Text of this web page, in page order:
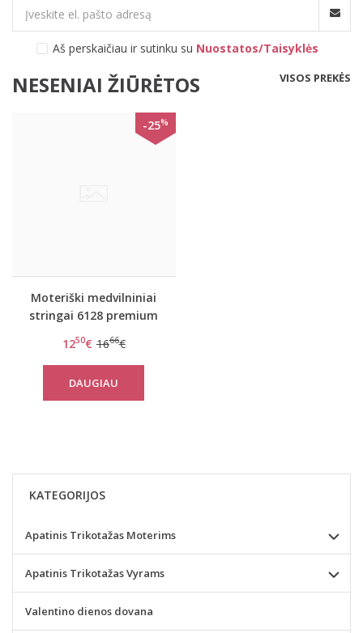
Aš perskaičiau ir sutinku su Nuostatos/Taisyklės
NESENIAI ŽIŪRĖTOS VISOS PREKĖS
-25%
Moteriški medvilniniai
stringai 6128 premium
1250€ 1666€
DAUGIAU
KATEGORIJOS
Apatinis Trikotažas Moterims
Apatinis Trikotažas Vyrams
Valentino dienos dovana